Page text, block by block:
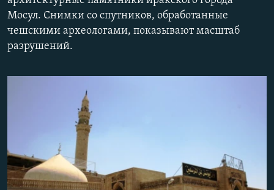
поиску
НАГОРНЫЙ КАРАБАХ
КУЛЬТУРА
СПОРТ
Все сайты Радио Азатутюн
Мосул. Снимки со спутников, обработанные
чешскими археологами, показывают масштаб
разрушений.